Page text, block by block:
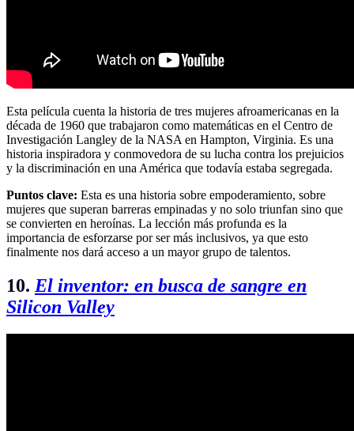
Esta película cuenta la historia de tres mujeres afroamericanas en la
década de 1960 que trabajaron como matemáticas en el Centro de
Investigación Langley de la NASA en Hampton, Virginia. Es una
historia inspiradora y conmovedora de su lucha contra los prejuicios
y la discriminación en una América que todavía estaba segregada.
Puntos clave: Esta es una historia sobre empoderamiento, sobre
mujeres que superan barreras empinadas y no solo triunfan sino que
se convierten en heroínas. La lección más profunda es la
importancia de esforzarse por ser más inclusivos, ya que esto
finalmente nos dará acceso a un mayor grupo de talentos.
10. El inventor: en busca de sangre en
Silicon Valley